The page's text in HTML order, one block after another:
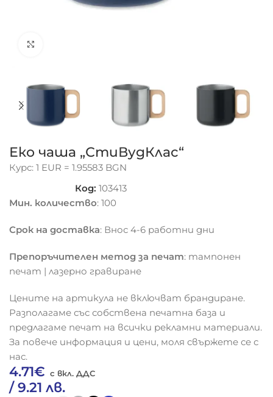
Еко чаша „СтиВудКлас“
Курс: 1 EUR = 1.95583 BGN
Код:103413
Мин. количество: 100
Срок на доставка: Внос 4-6 работни дни
Препоръчителен метод за печат: тампонен
печат | лазерно гравиране
Цените на артикула не включват брандиране.
Разполагаме със собствена печатна база и
предлагаме печат на всички рекламни материали.
За повече информация и цени, моля свържете се с
нас.
4.71€
/ 9.21 лв.